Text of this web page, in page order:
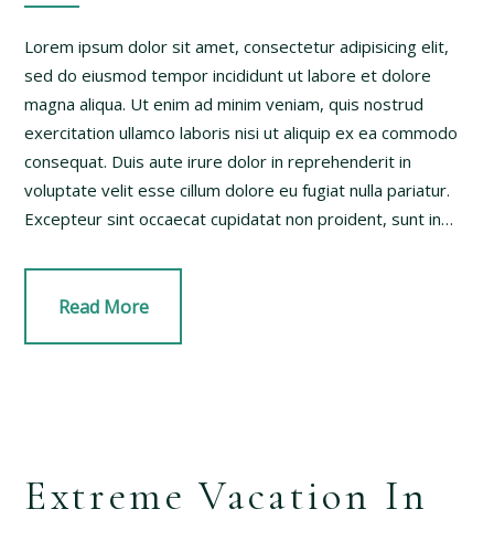
Lorem ipsum dolor sit amet, consectetur adipisicing elit,
sed do eiusmod tempor incididunt ut labore et dolore
magna aliqua. Ut enim ad minim veniam, quis nostrud
exercitation ullamco laboris nisi ut aliquip ex ea commodo
consequat. Duis aute irure dolor in reprehenderit in
voluptate velit esse cillum dolore eu fugiat nulla pariatur.
Excepteur sint occaecat cupidatat non proident, sunt in…
Read More
Extreme Vacation In